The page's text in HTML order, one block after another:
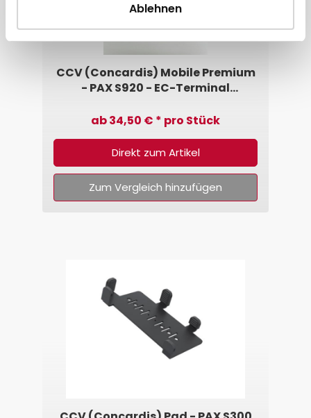
Ablehnen
CCV (Concardis) Mobile Premium
- PAX S920 - EC-Terminal
ab 34,50 € * pro Stück
Direkt zum Artikel
Zum Vergleich hinzufügen